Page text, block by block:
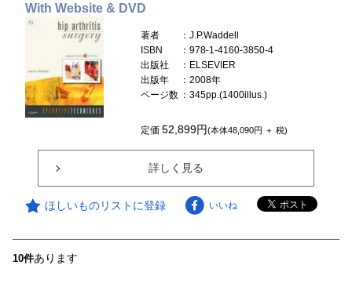
With Website & DVD
著者
：J.P.Waddell
ISBN
：978-1-4160-3850-4
出版社
：ELSEVIER
出版年
：2008年
ページ数 ：345pp.(1400illus.)
定価52,899円(本体48,090円 ＋ 税)
詳しく見る
ほしいものリストに登録 いいね
10件あります